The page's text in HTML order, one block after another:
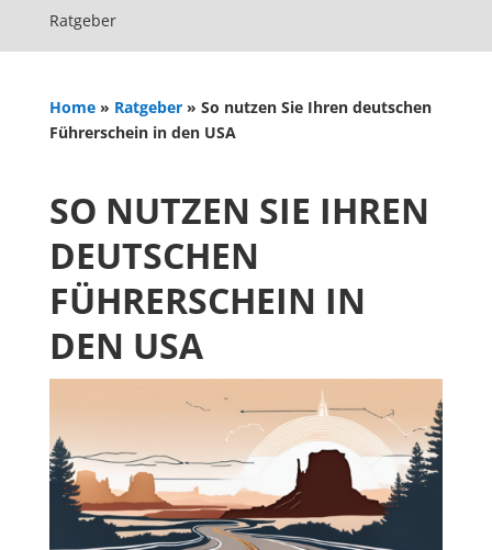
Ratgeber
Home» Ratgeber» So nutzen Sie Ihren deutschen
Führerschein in den USA
SO NUTZEN SIE IHREN
DEUTSCHEN
FÜHRERSCHEIN IN
DEN USA